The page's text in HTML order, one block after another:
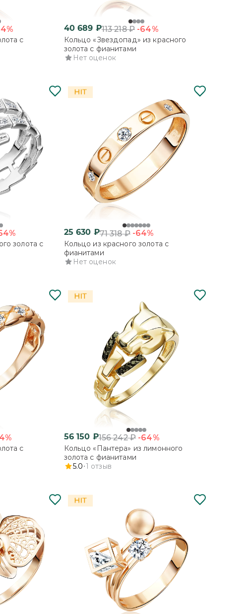
с
40 689 ₽113 218₽ -64%
Кольцо «Звездопад» из красного
золота с фианитами
Нет оценок
золота с
25 630 ₽71 318₽ -64%
Кольцо из красного золота с
фианитами
Нет оценок
с
56 150 ₽156 242₽ -64%
Кольцо «Пантера» из лимонного
золота с фианитами
5.0 1 отзыв